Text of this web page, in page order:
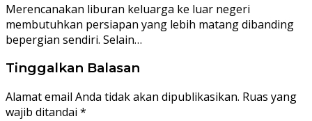
Merencanakan liburan keluarga ke luar negeri
membutuhkan persiapan yang lebih matang dibanding
bepergian sendiri. Selain…
Tinggalkan Balasan
Alamat email Anda tidak akan dipublikasikan. Ruas yang
wajib ditandai *